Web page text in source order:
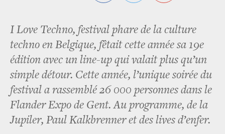
I Love Techno, festival phare de la culture
techno en Belgique, fêtait cette année sa 19e
édition avec un line-up qui valait plus qu’un
simple détour. Cette année, l’unique soirée du
festival a rassemblé 26 000 personnes dans le
Flander Expo de Gent. Au programme, de la
Jupiler, Paul Kalkbrenner et des lives d’enfer.